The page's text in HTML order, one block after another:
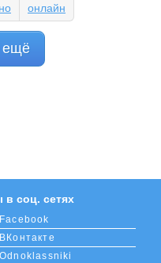
онлайн
ещё
соц. сетях
Facebook
ВКонтакте
Odnoklassniki